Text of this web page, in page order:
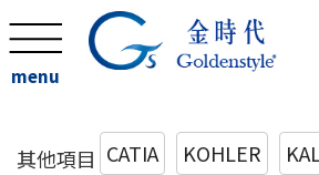
menu
其他項目 CATIA KOHLER